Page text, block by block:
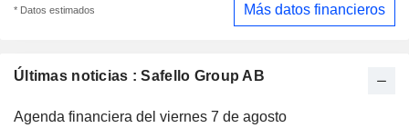
Últimas noticias : Safello Group AB
Agenda financiera del viernes 7 de agosto
* Datos estimados Más datos financieros